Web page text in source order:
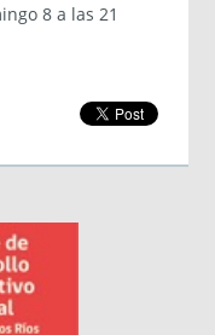
8 a las 21